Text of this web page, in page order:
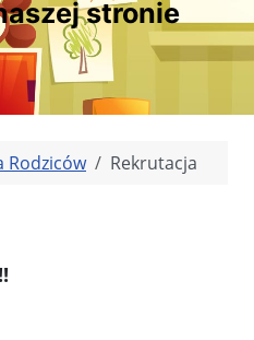
stronie
Rodziców Rekrutacja